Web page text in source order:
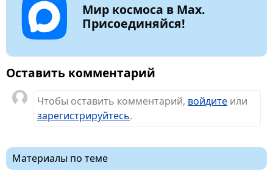
Мир космоса в Max.
Присоединяйся!
Оставить комментарий
Чтобы оставить комментарий, войдите или
зарегистрируйтесь.
Материалы по теме